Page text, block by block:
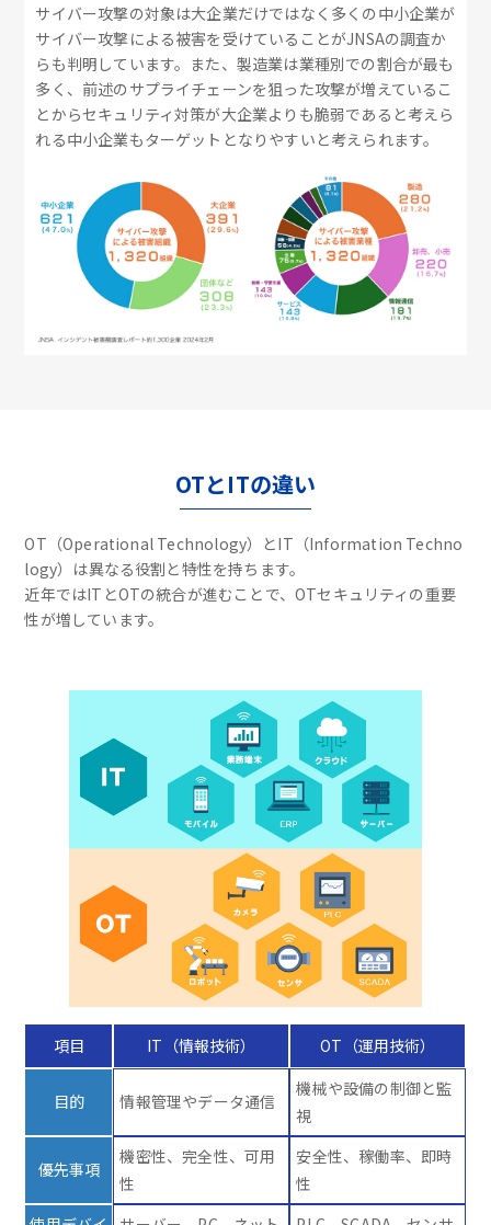
サイバー攻撃の対象は大企業だけではなく多くの中小企業が
サイバー攻撃による被害を受けていることがJNSAの調査か
らも判明しています。また、製造業は業種別での割合が最も
多く、前述のサプライチェーンを狙った攻撃が増えているこ
とからセキュリティ対策が大企業よりも脆弱であると考えら
れる中小企業もターゲットとなりやすいと考えられます。
OTとITの違い
OT（Operational Technology）とIT（Information Techno
logy）は異なる役割と特性を持ちます。
近年ではITとOTの統合が進むことで、OTセキュリティの重要
性が増しています。
項目 IT（情報技術） OT（運用技術）
目的 情報管理やデータ通信
機械や設備の制御と監
視
優先事項
機密性、完全性、可用
性
安全性、稼働率、即時
性